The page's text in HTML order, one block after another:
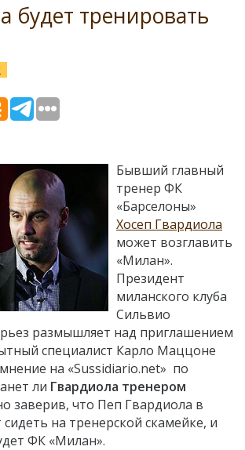
будет тренировать
Бывший главный
тренер ФК
«Барселоны»
Хосеп Гвардиола
может возглавить
«Милан».
Президент
миланского клуба
Сильвио
размышляет над приглашением
специалист Карло Маццоне
на «Sussidiario.net» по
ли Гвардиола тренером
заверив, что Пеп Гвардиола в
сидеть на тренерской скамейке, и
ФК «Милан».